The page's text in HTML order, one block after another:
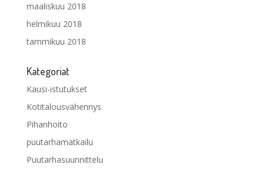
maaliskuu 2018
helmikuu 2018
tammikuu 2018
Kategoriat
Kausi-istutukset
Kotitalousvähennys
Pihanhoito
puutarhamatkailu
Puutarhasuunnittelu